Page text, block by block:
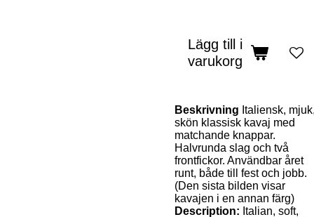
Lägg till i
varukorg
Beskrivning Italiensk,
skön klassisk kavaj med
matchande knappar.
Halvrunda slag och två
frontfickor. Användbar året
runt, både till fest och jobb.
(Den sista bilden visar
kavajen i en annan färg)
Description: Italian, soft,